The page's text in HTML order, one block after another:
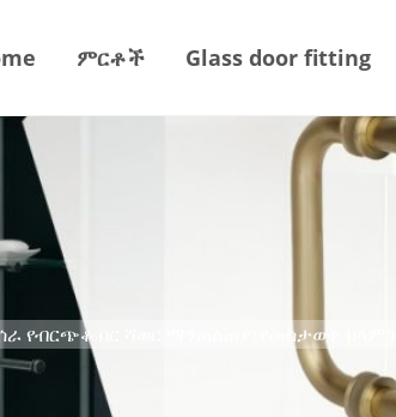
ምርቶች Glass door fitting
የብርጭቆ በር ሻወር ማንጠልጠያ፣የመስታወት